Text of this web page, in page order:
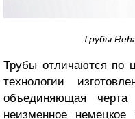
Трубы
Трубы отличаются по
технологии
объединяющая
неизменное немецкое